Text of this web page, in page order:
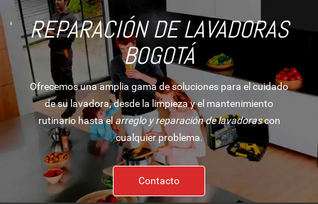
REPARACIÓN DE LAVADORAS
BOGOTÁ
Ofrecemos una amplia gama de soluciones para el cuidado
de su lavadora, desde la limpieza y el mantenimiento
rutinario hasta elarreglo y reparación de lavadorascon
cualquier problema.
Contacto